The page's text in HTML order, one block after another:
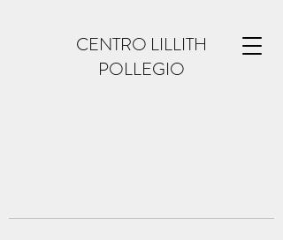
CENTRO LILLITH
POLLEGIO